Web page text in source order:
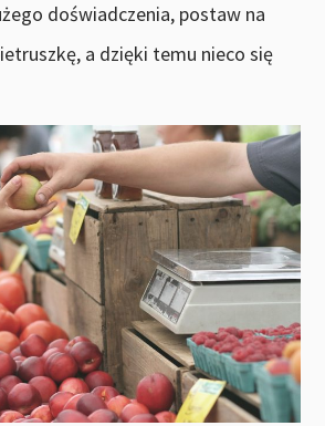
doświadczenia, postaw na
a dzięki temu nieco się